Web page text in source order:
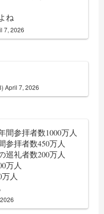
ね
7, 2026
April 7, 2026
間参拝者数1000万人
参拝者数450万人
巡礼者数200万人
万人
人